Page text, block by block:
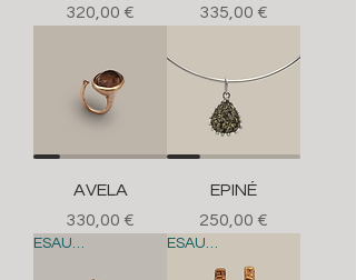
Prezzo
320,00 €
Prezzo
335,00 €
AVELA
Prezzo
330,00 €
EPINÉ
Prezzo
250,00 €
ESAURITO ESAURITO